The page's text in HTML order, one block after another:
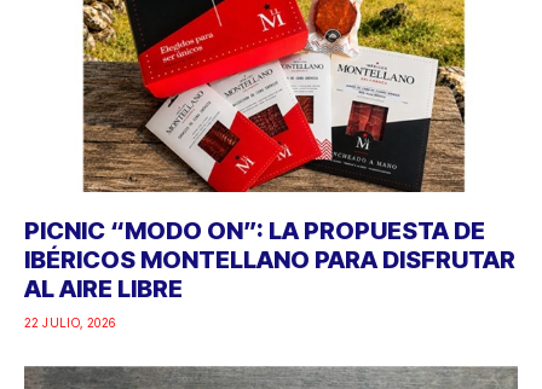
PICNIC “MODO ON”: LA PROPUESTA DE
IBÉRICOS MONTELLANO PARA DISFRUTAR
AL AIRE LIBRE
22 JULIO, 2026